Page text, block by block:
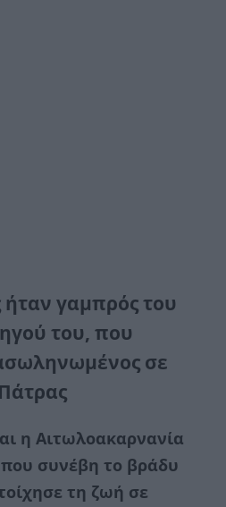
γαμπρός του
του, που
σε
η Αιτωλοακαρνανία
συνέβη το βράδυ
τη ζωή σε